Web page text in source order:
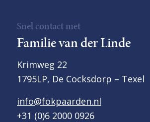
Snel contact met
Familie van der Linde
Krimweg 22
1795LP, De Cocksdorp – Texel
info@fokpaarden.nl
+31 (0)6 2000 0926